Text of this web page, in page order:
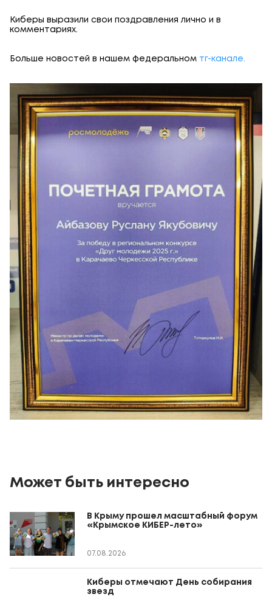
Киберы выразили свои поздравления лично и в
комментариях.
Больше новостей в нашем федеральном тг-канале.
Может быть интересно
В Крыму прошел масштабный форум
«Крымское КИБЕР-лето»
07.08.2026
Киберы отмечают День собирания
звезд